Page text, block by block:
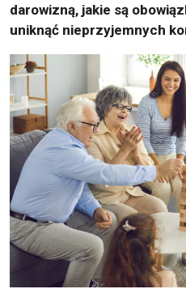
darowizną, jakie są
uniknąć nieprzyjemnych